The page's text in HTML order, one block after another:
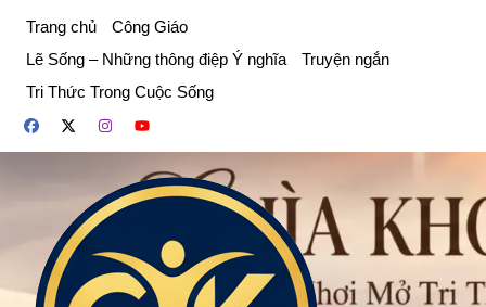
phần
dung
Trang chủ
Công Giáo
Lẽ Sống – Những thông điệp Ý nghĩa
Truyện ngắn
Tri Thức Trong Cuộc Sống